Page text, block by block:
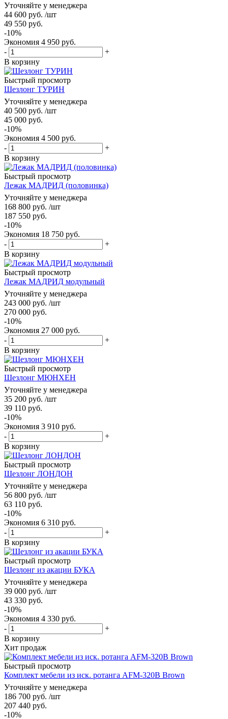
Уточняйте у менеджера
44 600 руб. /шт
49 550 руб.
-10%
Экономия 4 950 руб.
-
+
В корзину
Быстрый просмотр
Шезлонг ТУРИН
Уточняйте у менеджера
40 500 руб. /шт
45 000 руб.
-10%
Экономия 4 500 руб.
-
+
В корзину
Быстрый просмотр
Лежак МАДРИД (половинка)
Уточняйте у менеджера
168 800 руб. /шт
187 550 руб.
-10%
Экономия 18 750 руб.
-
+
В корзину
Быстрый просмотр
Лежак МАДРИД модульный
Уточняйте у менеджера
243 000 руб. /шт
270 000 руб.
-10%
Экономия 27 000 руб.
-
+
В корзину
Быстрый просмотр
Шезлонг МЮНХЕН
Уточняйте у менеджера
35 200 руб. /шт
39 110 руб.
-10%
Экономия 3 910 руб.
-
+
В корзину
Быстрый просмотр
Шезлонг ЛОНДОН
Уточняйте у менеджера
56 800 руб. /шт
63 110 руб.
-10%
Экономия 6 310 руб.
-
+
В корзину
Быстрый просмотр
Шезлонг из акации БУКА
Уточняйте у менеджера
39 000 руб. /шт
43 330 руб.
-10%
Экономия 4 330 руб.
-
+
В корзину
Хит продаж
Быстрый просмотр
Комплект мебели из иск. ротанга AFM-320B Brown
Уточняйте у менеджера
186 700 руб. /шт
207 440 руб.
-10%